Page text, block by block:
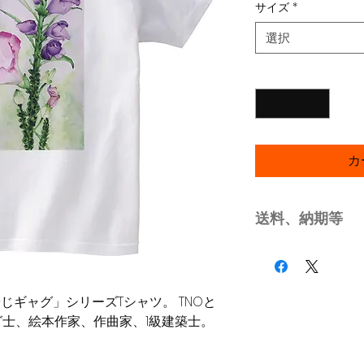
ギャグ」シリーズTシャツ。 TNOと
、絵本作家、作曲家、1級建築士。
サイズ *
選択
送料、納期等
本商品の発送は